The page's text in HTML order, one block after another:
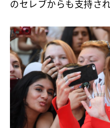
のセレブからも支持さ